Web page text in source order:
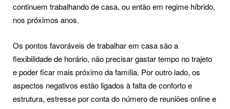
continuem trabalhando de casa, ou então em regime híbrido,
nos próximos anos.
Os pontos favoráveis de trabalhar em casa são a
flexibilidade de horário, não precisar gastar tempo no trajeto
e poder ficar mais próximo da família. Por outro lado, os
aspectos negativos estão ligados à falta de conforto e
estrutura, estresse por conta do número de reuniões online e